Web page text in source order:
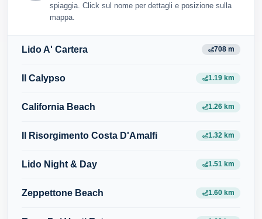
spiaggia. Click sul nome per dettagli e posizione sulla
mappa.
Lido A' Cartera 708 m
Il Calypso 1.19 km
California Beach 1.26 km
Il Risorgimento Costa D'Amalfi 1.32 km
Lido Night & Day 1.51 km
Zeppettone Beach 1.60 km